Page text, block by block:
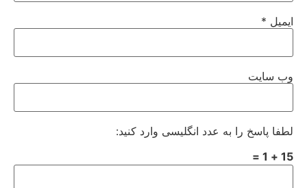
ایمیل *
وب‌ سایت
لطفا پاسخ را به عدد انگلیسی وارد کنید:
15 + 1 =